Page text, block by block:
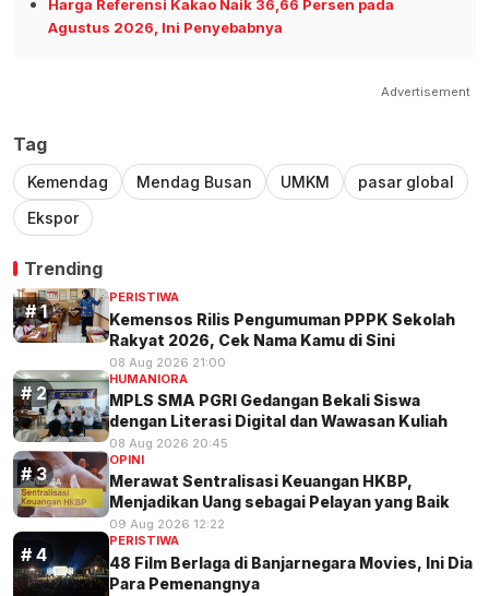
Harga Referensi Kakao Naik 36,66 Persen pada
Agustus 2026, Ini Penyebabnya
Advertisement
Tag
Kemendag Mendag Busan UMKM
pasar global
Ekspor
Trending
PERISTIWA
Kemensos Rilis Pengumuman PPPK Sekolah
Rakyat 2026, Cek Nama Kamu di Sini
08 Aug 2026 21:00
HUMANIORA
MPLS SMA PGRI Gedangan Bekali Siswa
dengan Literasi Digital dan Wawasan Kuliah
08 Aug 2026 20:45
OPINI
Merawat Sentralisasi Keuangan HKBP,
Menjadikan Uang sebagai Pelayan yang Baik
09 Aug 2026 12:22
PERISTIWA
48 Film Berlaga di Banjarnegara Movies, Ini Dia
Para Pemenangnya